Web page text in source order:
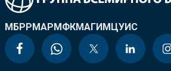
МБРРМАРМФКМАГИМЦУИС